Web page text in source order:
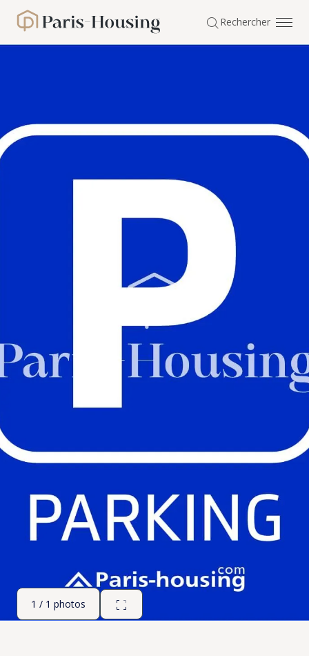
Paris-Housing - Accueil Rechercher
1 / 1 photos
Panneau de gestion des cookies